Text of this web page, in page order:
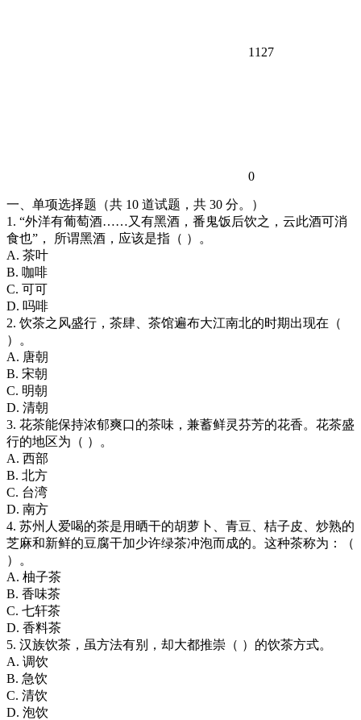
1127
0
一、单项选择题（共 10 道试题，共 30 分。）
1. “外洋有葡萄酒……又有黑酒，番鬼饭后饮之，云此酒可消
食也”， 所谓黑酒，应该是指（ ）。
A. 茶叶
B. 咖啡
C. 可可
D. 吗啡
2. 饮茶之风盛行，茶肆、茶馆遍布大江南北的时期出现在（
）。
A. 唐朝
B. 宋朝
C. 明朝
D. 清朝
3. 花茶能保持浓郁爽口的茶味，兼蓄鲜灵芬芳的花香。花茶盛
行的地区为（ ）。
A. 西部
B. 北方
C. 台湾
D. 南方
4. 苏州人爱喝的茶是用晒干的胡萝卜、青豆、桔子皮、炒熟的
芝麻和新鲜的豆腐干加少许绿茶冲泡而成的。这种茶称为：（
）。
A. 柚子茶
B. 香味茶
C. 七轩茶
D. 香料茶
5. 汉族饮茶，虽方法有别，却大都推崇（ ）的饮茶方式。
A. 调饮
B. 急饮
C. 清饮
D. 泡饮